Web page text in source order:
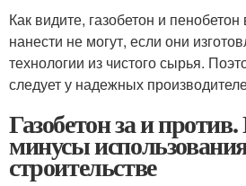
Как видите, газобетон и
нанести не могут, если они
технологии из чистого сырья.
следует у надежных
Газобетон за и
минусы
строительстве